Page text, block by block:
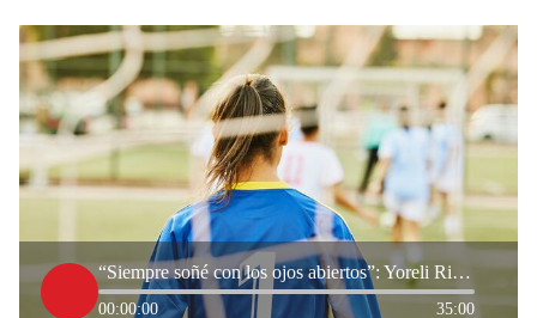
“Siempre soñé con los ojos abiertos”: Yoreli Rincón, pionera del futbol femenino colombiano
00:00:00 35:00